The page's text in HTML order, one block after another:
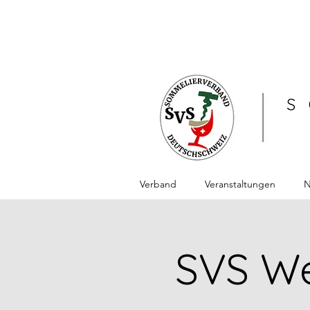
Verband Veranstaltungen
SVS